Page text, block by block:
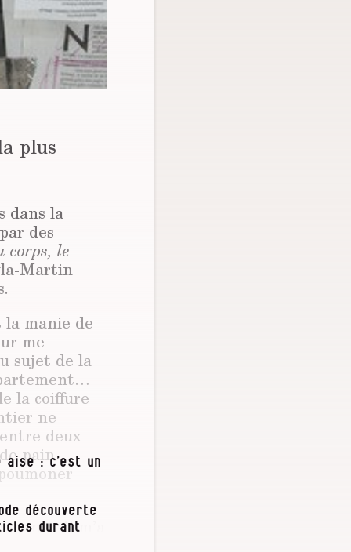
plus
dans la
des
corps, le
Martin
la manie de
me
sujet de la
la coiffure
ne
deux
pain
Il m’a
: c’est un
découverte
durant